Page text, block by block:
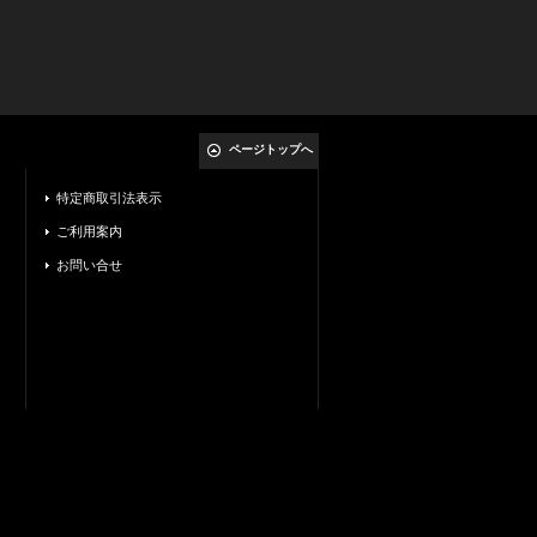
ページトップへ
特定商取引法表示
ご利用案内
お問い合せ